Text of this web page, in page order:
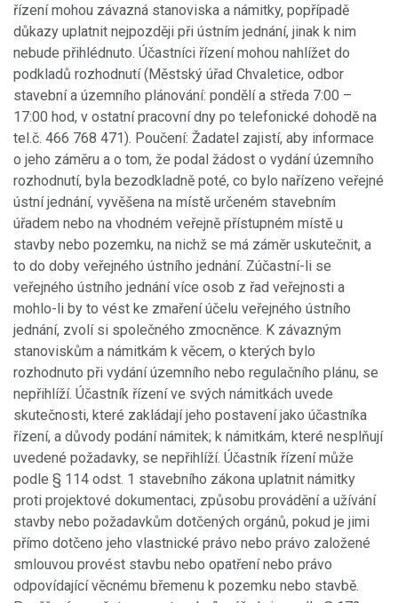
řízení mohou závazná stanoviska a námitky, popřípadě
důkazy uplatnit nejpozději při ústním jednání, jinak k nim
nebude přihlédnuto. Účastníci řízení mohou nahlížet do
podkladů rozhodnutí (Městský úřad Chvaletice, odbor
stavební a územního plánování: pondělí a středa 7:00 –
17:00 hod, v ostatní pracovní dny po telefonické dohodě na
tel.č. 466 768 471). Poučení: Žadatel zajistí, aby informace
o jeho záměru a o tom, že podal žádost o vydání územního
rozhodnutí, byla bezodkladně poté, co bylo nařízeno veřejné
ústní jednání, vyvěšena na místě určeném stavebním
úřadem nebo na vhodném veřejně přístupném místě u
stavby nebo pozemku, na nichž se má záměr uskutečnit, a
to do doby veřejného ústního jednání. Zúčastní-li se
veřejného ústního jednání více osob z řad veřejnosti a
mohlo-li by to vést ke zmaření účelu veřejného ústního
jednání, zvolí si společného zmocněnce. K závazným
stanoviskům a námitkám k věcem, o kterých bylo
rozhodnuto při vydání územního nebo regulačního plánu, se
nepřihlíží. Účastník řízení ve svých námitkách uvede
skutečnosti, které zakládají jeho postavení jako účastníka
řízení, a důvody podání námitek; k námitkám, které nesplňují
uvedené požadavky, se nepřihlíží. Účastník řízení může
podle § 114 odst. 1 stavebního zákona uplatnit námitky
proti projektové dokumentaci, způsobu provádění a užívání
stavby nebo požadavkům dotčených orgánů, pokud je jimi
přímo dotčeno jeho vlastnické právo nebo právo založené
smlouvou provést stavbu nebo opatření nebo právo
odpovídající věcnému břemenu k pozemku nebo stavbě.